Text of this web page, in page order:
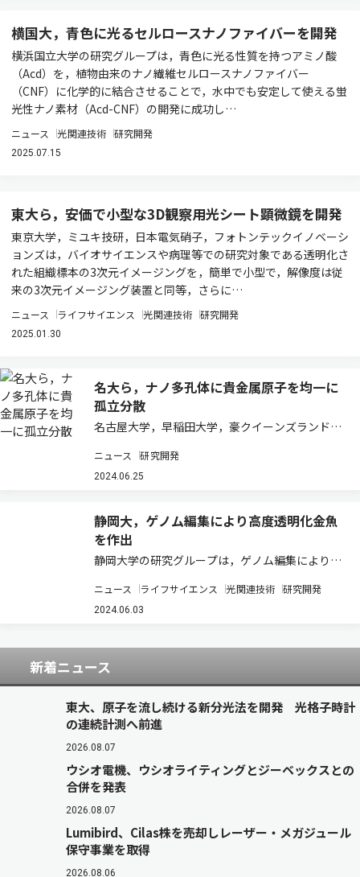
横国大，青色に光るセルロースナノファイバーを開発
横浜国立大学の研究グループは，青色に光る性質を持つアミノ酸
（Acd）を，植物由来のナノ繊維セルロースナノファイバー
（CNF）に化学的に結合させることで，水中でも安定して使える蛍
光性ナノ素材（Acd-CNF）の開発に成功し…
ニュース 光関連技術 研究開発
2025.07.15
東大ら，安価で小型な3D観察用光シート顕微鏡を開発
東京大学，ミユキ技研，日本電気硝子，フォトンテックイノベーシ
ョンズは，バイオサイエンスや病理等での研究対象である透明化さ
れた組織標本の3次元イメージングを，簡単で小型で，解像度は従
来の3次元イメージング装置と同等，さらに…
ニュース ライフサイエンス 光関連技術 研究開発
2025.01.30
名大ら，ナノ多孔体に貴金属原子を均一に
孤立分散
名古屋大学，早稲田大学，豪クイーンズランド大
るナノ多孔体を支持体として用いて，貴金属原子
を均一に孤立分散させる方法を提案した（ニュー
ニュース 研究開発
2024.06.25
静岡大，ゲノム編集により高度透明化金魚
を作出
静岡大学の研究グループは，ゲノム編集により透
リース）。 透明金魚系統はDNAの塩基を一つだ
け変化させる化学変異源物質，エチルニトロソウ
ニュース ライフサイエンス 光関連技術 研究開発
2024.06.03
新着ニュース
東大、原子を流し続ける新分光法を開発 光格子時計
の連続計測へ前進
2026.08.07
ウシオ電機、ウシオライティングとジーベックスとの
合併を発表
2026.08.07
Lumibird、Cilas株を売却しレーザー・メガジュール
保守事業を取得
2026.08.06